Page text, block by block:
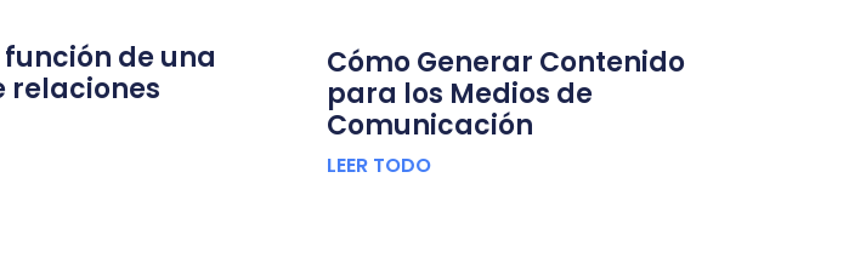
función de una
relaciones
Cómo Generar Contenido
para los Medios de
Comunicación
LEER TODO